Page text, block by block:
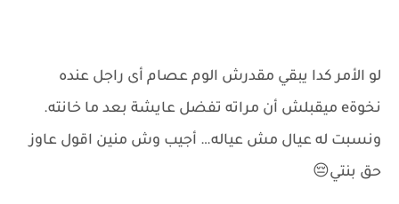
لو الأمر كدا يبقي مقدرش الوم عصام أى راجل عنده
نخوةe ميقبلش أن مراته تفضل عايشة بعد ما خانته.
ونسبت له عيال مش عياله… أجيب وش منين اقول عاوز
حق بنتي😔